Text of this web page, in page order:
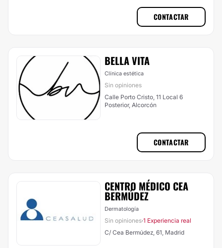
CONTACTAR
BELLA VITA
Clínica estética
Sin opiniones
Calle Porto Cristo, 11 Local 6
Posterior, Alcorcón
CONTACTAR
CENTRO MÉDICO CEA
BERMÚDEZ
Dermatología
Sin opiniones·1 Experiencia real
C/ Cea Bermúdez, 61, Madrid